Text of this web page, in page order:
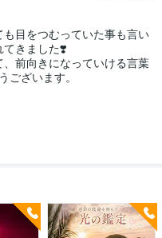
目をつむっていた事も言い
てきました❣️
前向きになっていける言葉
ございます。